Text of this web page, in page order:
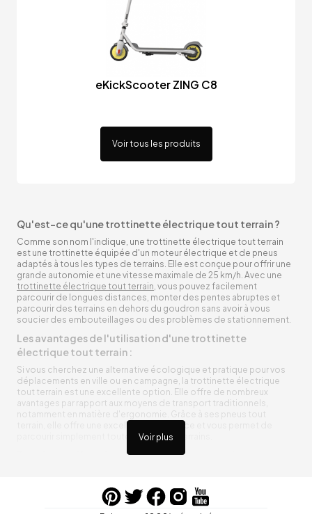
eKickScooter ZING C8
Voir tous les produits
Voir plus
Qu'est-ce qu'une trottinette électrique tout terrain ?
Comme son nom l'indique, une trottinette électrique tout terrain
est une trottinette équipée d'un moteur électrique et de pneus
adaptés à tous les types de terrains. Elle est conçue pour offrir une
grande autonomie et une vitesse maximale de 25 km/h. Avec une
trottinette électrique tout terrain, vous pouvez facilement
parcourir de longues distances, monter des pentes abruptes et
parcourir des terrains en dehors du goudron sans avoir à vous
soucier des embouteillages ou des problèmes de stationnement.
Les avantages de l'utilisation d'une trottinette
électrique tout terrain :
Si vous cherchez une alternative écologique et pratique pour vos
déplacements en ville ou en campagne, la trottinette électrique
tout terrain est une excellente option. Elle offre de nombreux
avantages par rapport aux moyens de transport traditionnels,
notamment en matière d'ergonomie. Grâce à ses pneus tout
terrain, elle offre une excellente adhérence et vous permet de
parcourir simplement toutes sortes de terrains.
Trottinette électrique tout terrain ergonomique
entre vos trajets, vous n’aurez pas à vous soucier de l’état de sa
batterie. De plus, elle est équipée de pneus résistants qui peuvent